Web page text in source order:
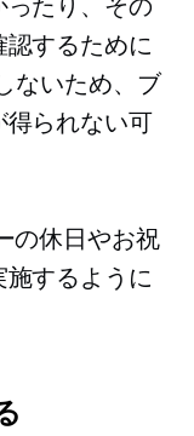
たり、その
するために
ないため、ブ
得られない可
の休日やお祝
するように